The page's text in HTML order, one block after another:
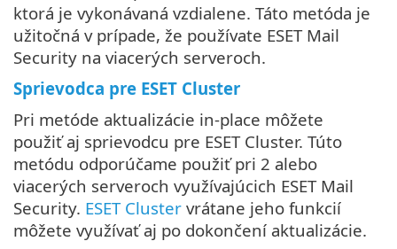
ktorá je vykonávaná vzdialene. Táto metóda je
užitočná v prípade, že používate ESET Mail
Security na viacerých serveroch.
Sprievodca pre ESET Cluster
Pri metóde aktualizácie in‑place môžete
použiť aj sprievodcu pre ESET Cluster. Túto
metódu odporúčame použiť pri 2 alebo
viacerých serveroch využívajúcich ESET Mail
Security. ESET Cluster vrátane jeho funkcií
môžete využívať aj po dokončení aktualizácie.